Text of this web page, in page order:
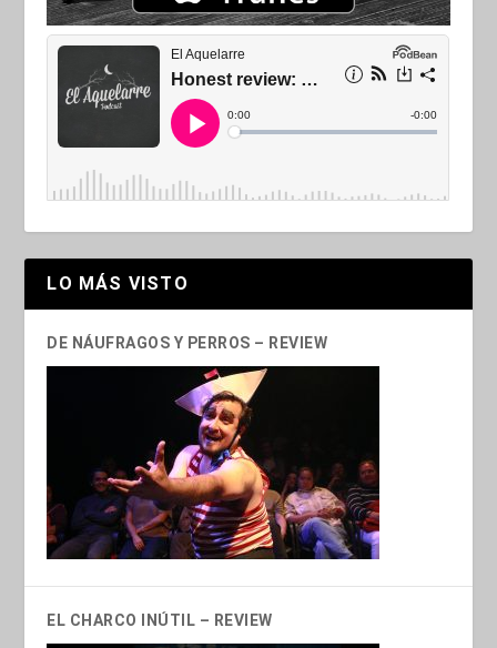
LO MÁS VISTO
DE NÁUFRAGOS Y PERROS – REVIEW
EL CHARCO INÚTIL – REVIEW